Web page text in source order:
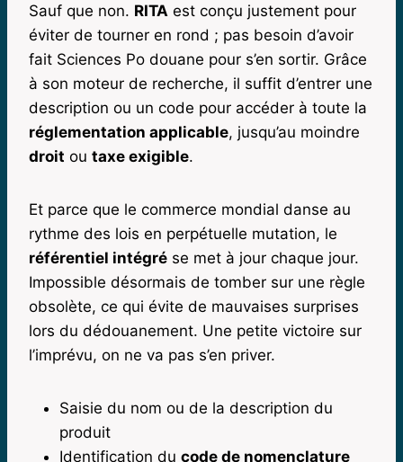
Sauf que non. RITA est conçu justement pour
éviter de tourner en rond ; pas besoin d’avoir
fait Sciences Po douane pour s’en sortir. Grâce
à son moteur de recherche, il suffit d’entrer une
description ou un code pour accéder à toute la
réglementation applicable, jusqu’au moindre
droit ou taxe exigible.
Et parce que le commerce mondial danse au
rythme des lois en perpétuelle mutation, le
référentiel intégré se met à jour chaque jour.
Impossible désormais de tomber sur une règle
obsolète, ce qui évite de mauvaises surprises
lors du dédouanement. Une petite victoire sur
l’imprévu, on ne va pas s’en priver.
Saisie du nom ou de la description du
produit
Identification du code de nomenclature